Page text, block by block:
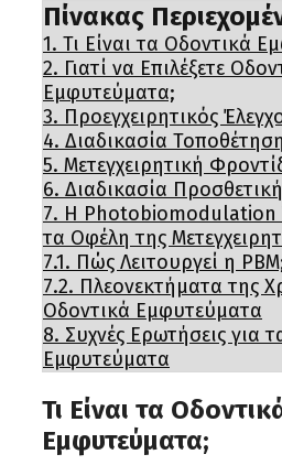
Πίνακας
1. Τι Είναι τα Οδοντικά
2. Γιατί να Επιλέξετε
Εμφυτεύματα;
3. Προεγχειρητικός
4. Διαδικασία
5. Μετεγχειρητική
6. Διαδικασία
7. Η Photobiomodulation
τα Οφέλη της
7.1. Πώς Λειτουργεί η
7.2. Πλεονεκτήματα της
Οδοντικά Εμφυτεύματα
8. Συχνές Ερωτήσεις για
Εμφυτεύματα
Τι Είναι τα
Εμφυτεύματα;